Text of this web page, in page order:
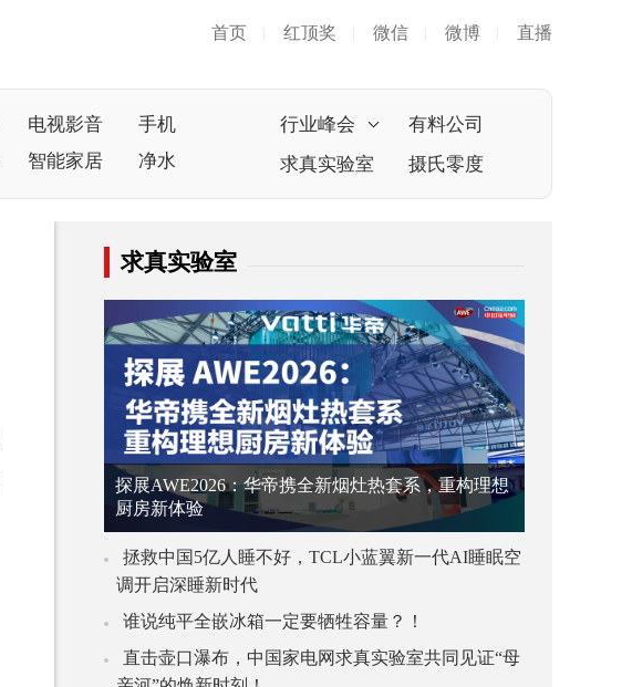
首页 红顶奖 微信 微博 直播
电视影音
手机
智能家居 净水
行业峰会
有料公司
求真实验室
摄氏零度
求真实验室
探展AWE2026：华帝携全新烟灶热套系，重构理想
厨房新体验
拯救中国5亿人睡不好，TCL小蓝翼新一代AI睡眠空
调开启深睡新时代
谁说纯平全嵌冰箱一定要牺牲容量？！
直击壶口瀑布，中国家电网求真实验室共同见证“母